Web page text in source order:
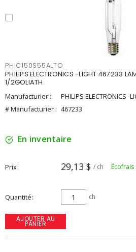
PHIC150S55ALTO
PHILIPS ELECTRONICS -LIGHT 467233
1/2GOLIATH
Manufacturier :
PHILIPS ELECTRONICS -
# Manufacturier : 467233
En inventaire
Prix 29,13 $ / ch Écofrais
Quantité ch
AJOUTER AU
PANIER